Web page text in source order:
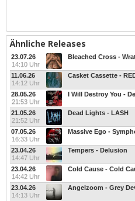
Ähnliche Releases
23.07.26
14:10 Uhr
Bleached Cross -
11.06.26
14:12 Uhr
Casket Cassette -
28.05.26
21:53 Uhr
I Will Destroy You -
21.05.26
21:52 Uhr
Dead Lights - LASH
07.05.26
16:33 Uhr
Massive Ego -
23.04.26
14:47 Uhr
Tempers - Delusion
23.04.26
14:42 Uhr
Cold Cause - Cold
23.04.26
14:13 Uhr
Angelzoom - Grey